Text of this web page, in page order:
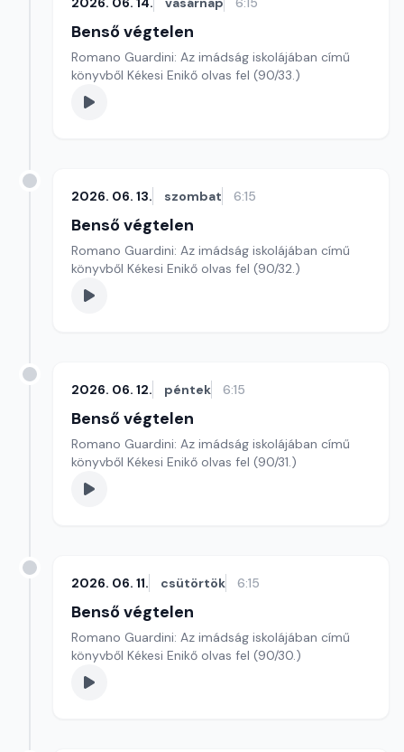
Benső végtelen
Romano Guardini: Az imádság iskolájában című
könyvből Kékesi Enikő olvas fel (90/33.)
2026. 06. 13. szombat 6:15
Benső végtelen
Romano Guardini: Az imádság iskolájában című
könyvből Kékesi Enikő olvas fel (90/32.)
2026. 06. 12. péntek 6:15
Benső végtelen
Romano Guardini: Az imádság iskolájában című
könyvből Kékesi Enikő olvas fel (90/31.)
2026. 06. 11. csütörtök 6:15
Benső végtelen
Romano Guardini: Az imádság iskolájában című
könyvből Kékesi Enikő olvas fel (90/30.)